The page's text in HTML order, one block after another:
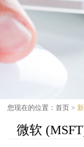
您现在的位置： 首页 >
微软